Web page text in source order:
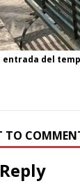
entrada del
TO